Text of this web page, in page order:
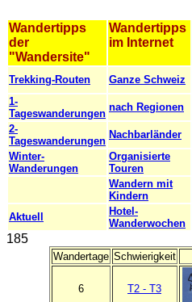
Wandertipps
der
"Wandersite"
Wandertipps
im Internet
Trekking-Routen Ganze Schweiz
1-
Tageswanderungen
nach Regionen
2-
Tageswanderungen
Nachbarländer
Winter-
Wanderungen
Organisierte
Touren
Wandern mit
Kindern
Aktuell
Hotel-
Wanderwochen
185
Wandertage Schwierigkeit
6 T2 - T3